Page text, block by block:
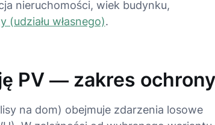
nieruchomości, wiek budynku,
własnego).
PV — zakres ochrony
na dom) obejmuje zdarzenia losowe